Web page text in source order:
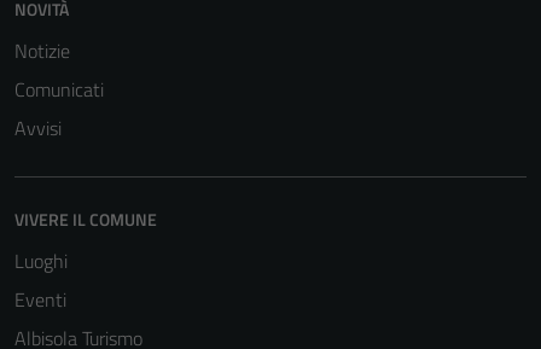
NOVITÀ
Notizie
Comunicati
Avvisi
VIVERE IL COMUNE
Luoghi
Eventi
Albisola Turismo